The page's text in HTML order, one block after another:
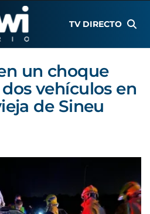
TV DIRECTO
un choque
vehículos en
de Sineu